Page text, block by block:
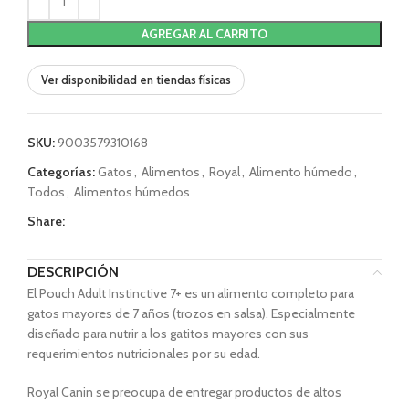
AGREGAR AL CARRITO
Ver disponibilidad en tiendas físicas
SKU:9003579310168
Categorías:Gatos, Alimentos, Royal, Alimento húmedo,
Todos, Alimentos húmedos
Share:
DESCRIPCIÓN
El Pouch Adult Instinctive 7+ es un alimento completo para
gatos mayores de 7 años (trozos en salsa). Especialmente
diseñado para nutrir a los gatitos mayores con sus
requerimientos nutricionales por su edad.
Royal Canin se preocupa de entregar productos de altos